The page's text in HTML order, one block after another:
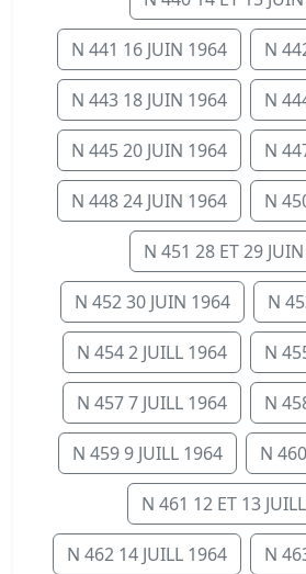
N 441 16 JUIN 1964 N
N 443 18 JUIN 1964 N
N 445 20 JUIN 1964 N
N 448 24 JUIN 1964 N
N 451 28 ET 29
N 452 30 JUIN 1964 N
N 454 2 JUILL 1964 N
N 457 7 JUILL 1964 N
N 459 9 JUILL 1964 N
N 461 12 ET 13
N 462 14 JUILL 1964 N